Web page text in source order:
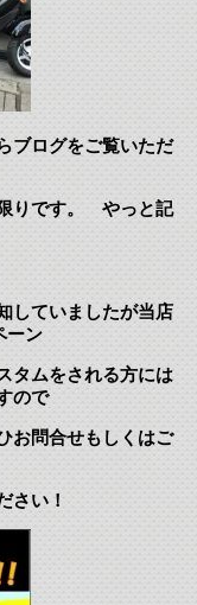
ブログをご覧いただ
りです。 やっと記
していましたが当店
ーン
タムをされる方には
ので
お問合せもしくはご
さい！